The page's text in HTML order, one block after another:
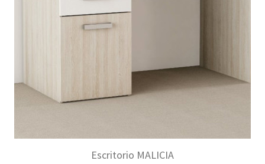
Escritorio MALICIA